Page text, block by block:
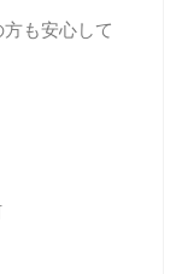
も安心して